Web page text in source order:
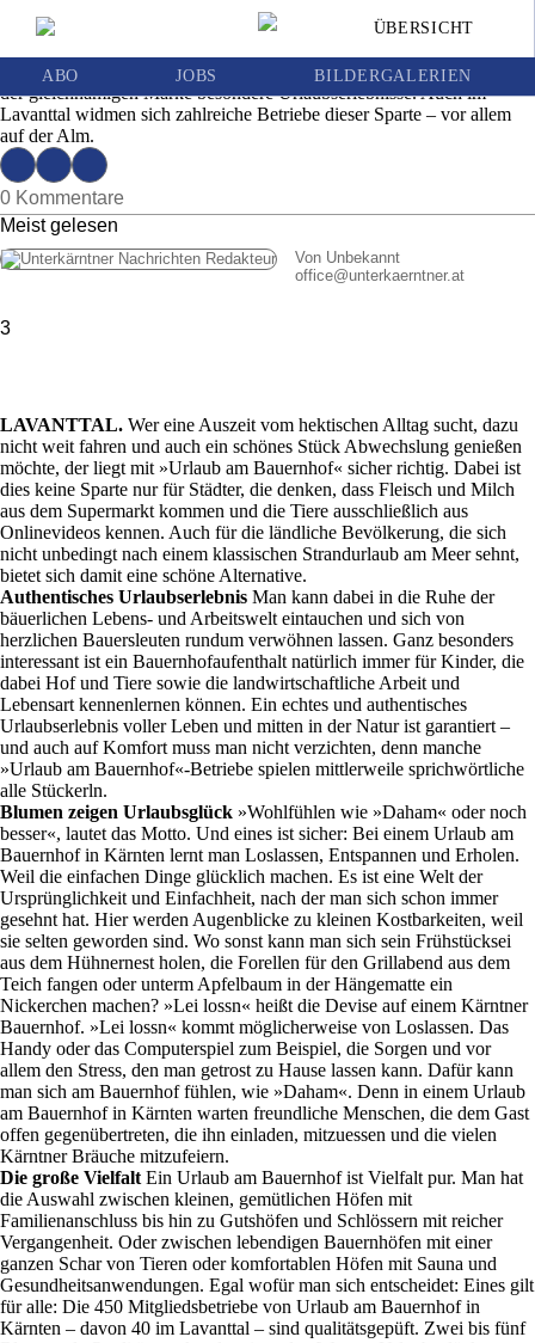
ÜBERSICHT
ABO JOBS BILDERGALERIEN
Urlaub am Bauernhof
Ausgabe | Mittwoch, 15. August 2018
Der Verein »Urlaub am Bauernhof« vermarktet seit gut 25 Jahren unter
der gleichnamigen Marke besondere Urlaubserlebnisse. Auch im
Lavanttal widmen sich zahlreiche Betriebe dieser Sparte – vor allem
auf der Alm.
0 Kommentare
Meist gelesen
Von Unbekannt
office@unterkaerntner.at
3
LAVANTTAL. Wer eine Auszeit vom hektischen Alltag sucht, dazu
nicht weit fahren und auch ein schönes Stück Abwechslung genießen
möchte, der liegt mit »Urlaub am Bauernhof« sicher richtig. Dabei ist
dies keine Sparte nur für Städter, die denken, dass Fleisch und Milch
aus dem Supermarkt kommen und die Tiere ausschließlich aus
Onlinevideos kennen. Auch für die ländliche Bevölkerung, die sich
nicht unbedingt nach einem klassischen Strandurlaub am Meer sehnt,
bietet sich damit eine schöne Alternative.
Authentisches Urlaubserlebnis Man kann dabei in die Ruhe der
bäuerlichen Lebens- und Arbeitswelt eintauchen und sich von
herzlichen Bauersleuten rundum verwöhnen lassen. Ganz besonders
interessant ist ein Bauernhofaufenthalt natürlich immer für Kinder, die
dabei Hof und Tiere sowie die landwirtschaftliche Arbeit und
Lebensart kennenlernen können. Ein echtes und authentisches
Urlaubserlebnis voller Leben und mitten in der Natur ist garantiert –
und auch auf Komfort muss man nicht verzichten, denn manche
»Urlaub am Bauernhof«-Betriebe spielen mittlerweile sprichwörtliche
alle Stückerln.
Blumen zeigen Urlaubsglück »Wohlfühlen wie »Daham« oder noch
besser«, lautet das Motto. Und eines ist sicher: Bei einem Urlaub am
Bauernhof in Kärnten lernt man Loslassen, Entspannen und Erholen.
Weil die einfachen Dinge glücklich machen. Es ist eine Welt der
Ursprünglichkeit und Einfachheit, nach der man sich schon immer
gesehnt hat. Hier werden Augenblicke zu kleinen Kostbarkeiten, weil
sie selten geworden sind. Wo sonst kann man sich sein Frühstücksei
aus dem Hühnernest holen, die Forellen für den Grillabend aus dem
Teich fangen oder unterm Apfelbaum in der Hängematte ein
Nickerchen machen? »Lei lossn« heißt die Devise auf einem Kärntner
Bauernhof. »Lei lossn« kommt möglicherweise von Loslassen. Das
Handy oder das Computerspiel zum Beispiel, die Sorgen und vor
allem den Stress, den man getrost zu Hause lassen kann. Dafür kann
man sich am Bauernhof fühlen, wie »Daham«. Denn in einem Urlaub
am Bauernhof in Kärnten warten freundliche Menschen, die dem Gast
offen gegenübertreten, die ihn einladen, mitzuessen und die vielen
Kärntner Bräuche mitzufeiern.
Die große Vielfalt Ein Urlaub am Bauernhof ist Vielfalt pur. Man hat
die Auswahl zwischen kleinen, gemütlichen Höfen mit
Familienanschluss bis hin zu Gutshöfen und Schlössern mit reicher
Vergangenheit. Oder zwischen lebendigen Bauernhöfen mit einer
ganzen Schar von Tieren oder komfortablen Höfen mit Sauna und
Gesundheitsanwendungen. Egal wofür man sich entscheidet: Eines gilt
für alle: Die 450 Mitgliedsbetriebe von Urlaub am Bauernhof in
Kärnten – davon 40 im Lavanttal – sind qualitätsgepüft. Zwei bis fünf